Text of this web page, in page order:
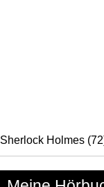
Sherlock Holmes